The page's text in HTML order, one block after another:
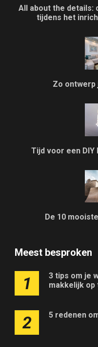
All about the details:
tijdens het
Zo ontwerp
Tijd voor een DIY
De 10
Meest besproken
1
3 tips om je
makkelijk
2 5 redenen